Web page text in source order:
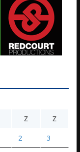
Z Z
2 3